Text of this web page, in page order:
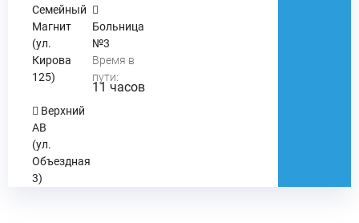
Семейный
Магнит
(ул.
Кирова
125)
Верхний
АВ
(ул.
Объездная
3)
Больница
№3
Время в
пути:
11 часов